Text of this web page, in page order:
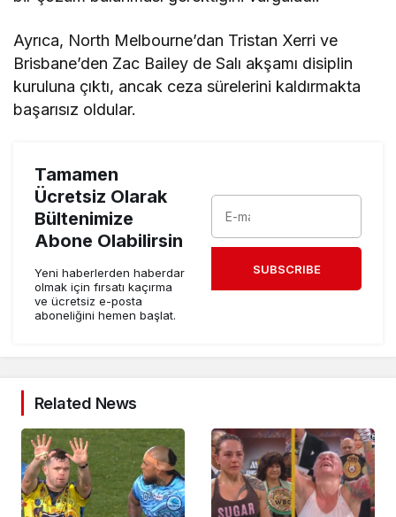
Ayrıca, North Melbourne’dan Tristan Xerri ve
Brisbane’den Zac Bailey de Salı akşamı disiplin
kuruluna çıktı, ancak ceza sürelerini kaldırmakta
başarısız oldular.
Tamamen
Ücretsiz Olarak
Bültenimize
Abone Olabilirsin
Yeni haberlerden haberdar
olmak için fırsatı kaçırma
ve ücretsiz e-posta
aboneliğini hemen başlat.
SUBSCRIBE
Related News